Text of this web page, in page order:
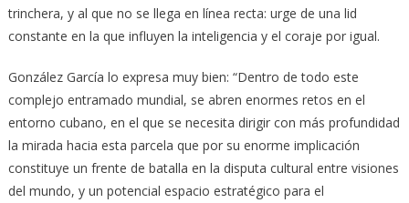
trinchera, y al que no se llega en línea recta: urge de una lid
constante en la que influyen la inteligencia y el coraje por igual.
González García lo expresa muy bien: “Dentro de todo este
complejo entramado mundial, se abren enormes retos en el
entorno cubano, en el que se necesita dirigir con más profundidad
la mirada hacia esta parcela que por su enorme implicación
constituye un frente de batalla en la disputa cultural entre visiones
del mundo, y un potencial espacio estratégico para el